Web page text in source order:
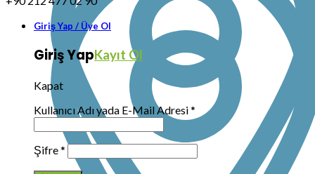
Giriş Yap / Üye Ol
Giriş YapKayıt Ol
Kapat
Kullanıcı Adı yada E-Mail Adresi*
Şifre*